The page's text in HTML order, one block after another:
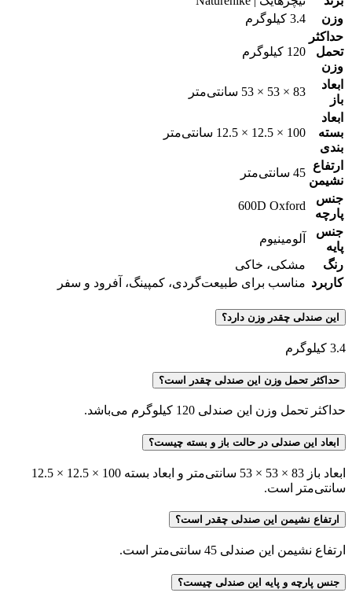
وزن
3.4 کیلوگرم
حداکثر
تحمل
وزن
120 کیلوگرم
ابعاد
باز
83 × 53 × 53 سانتی‌متر
ابعاد
بسته
بندی
100 × 12.5 × 12.5 سانتی‌متر
ارتفاع
نشیمن
45 سانتی‌متر
جنس
پارچه
600D Oxford
جنس
پایه
آلومینیوم
رنگ
مشکی، خاکی
کاربرد مناسب برای طبیعت‌گردی، کمپینگ، آفرود و سفر
این صندلی چقدر وزن دارد؟
3.4 کیلوگرم
حداکثر تحمل وزن این صندلی چقدر است؟
حداکثر تحمل وزن این صندلی 120 کیلوگرم می‌باشد.
ابعاد این صندلی در حالت باز و بسته چیست؟
ابعاد باز 83 × 53 × 53 سانتی‌متر و ابعاد بسته 100 × 12.5 × 12.5
سانتی‌متر است.
ارتفاع نشیمن این صندلی چقدر است؟
ارتفاع نشیمن این صندلی 45 سانتی‌متر است.
جنس پارچه و پایه این صندلی چیست؟